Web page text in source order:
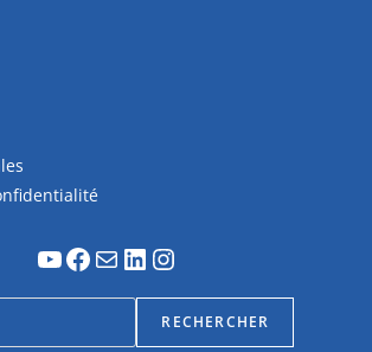
RECHERCHER